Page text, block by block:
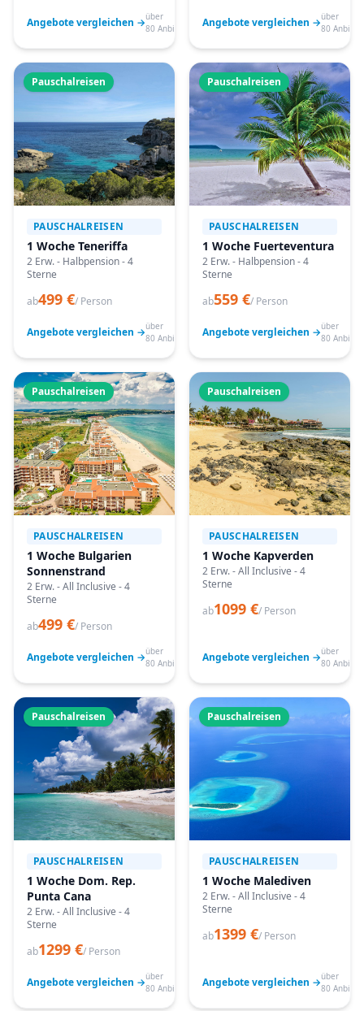
Angebote vergleichen →über
80 Anbieter
Angebote vergleichen →über
80
Pauschalreisen
PAUSCHALREISEN
1 Woche Teneriffa
2 Erw. - Halbpension - 4
Sterne
ab499 €/ Person
Angebote vergleichen →über
80 Anbieter
Pauschalreisen
PAUSCHALREISEN
1 Woche Fuerteventura
2 Erw. - Halbpension - 4
Sterne
ab559 €/ Person
Angebote vergleichen →über
80
Pauschalreisen
PAUSCHALREISEN
1 Woche Bulgarien
Sonnenstrand
2 Erw. - All Inclusive - 4
Sterne
ab499 €/ Person
Angebote vergleichen →über
80 Anbieter
Pauschalreisen
PAUSCHALREISEN
1 Woche Kapverden
2 Erw. - All Inclusive - 4
Sterne
ab1099 €/ Person
Angebote vergleichen →über
80
Pauschalreisen
PAUSCHALREISEN
1 Woche Dom. Rep.
Punta Cana
2 Erw. - All Inclusive - 4
Sterne
ab1299 €/ Person
Angebote vergleichen →über
80 Anbieter
Pauschalreisen
PAUSCHALREISEN
1 Woche Malediven
2 Erw. - All Inclusive - 4
Sterne
ab1399 €/ Person
Angebote vergleichen →über
80